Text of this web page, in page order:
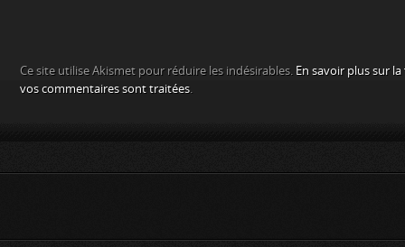
Ce site utilise Akismet pour réduire les indésirables. En savoir plus sur
vos commentaires sont traitées.